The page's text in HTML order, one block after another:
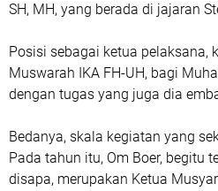
SH, MH, yang berada di jajaran
Posisi sebagai ketua pelaksana,
Muswarah IKA FH-UH, bagi
dengan tugas yang juga dia
Bedanya, skala kegiatan yang
Pada tahun itu, Om Boer, begitu
disapa, merupakan Ketua